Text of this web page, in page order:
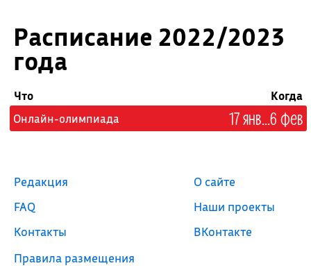
Расписание 2022/2023
года
Что
Когда
Онлайн-олимпиада
17 янв...6 фев
Редакция
FAQ
Контакты
Правила размещения
О сайте
Наши проекты
ВКонтакте